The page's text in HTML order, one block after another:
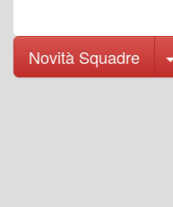
Novità Squadre